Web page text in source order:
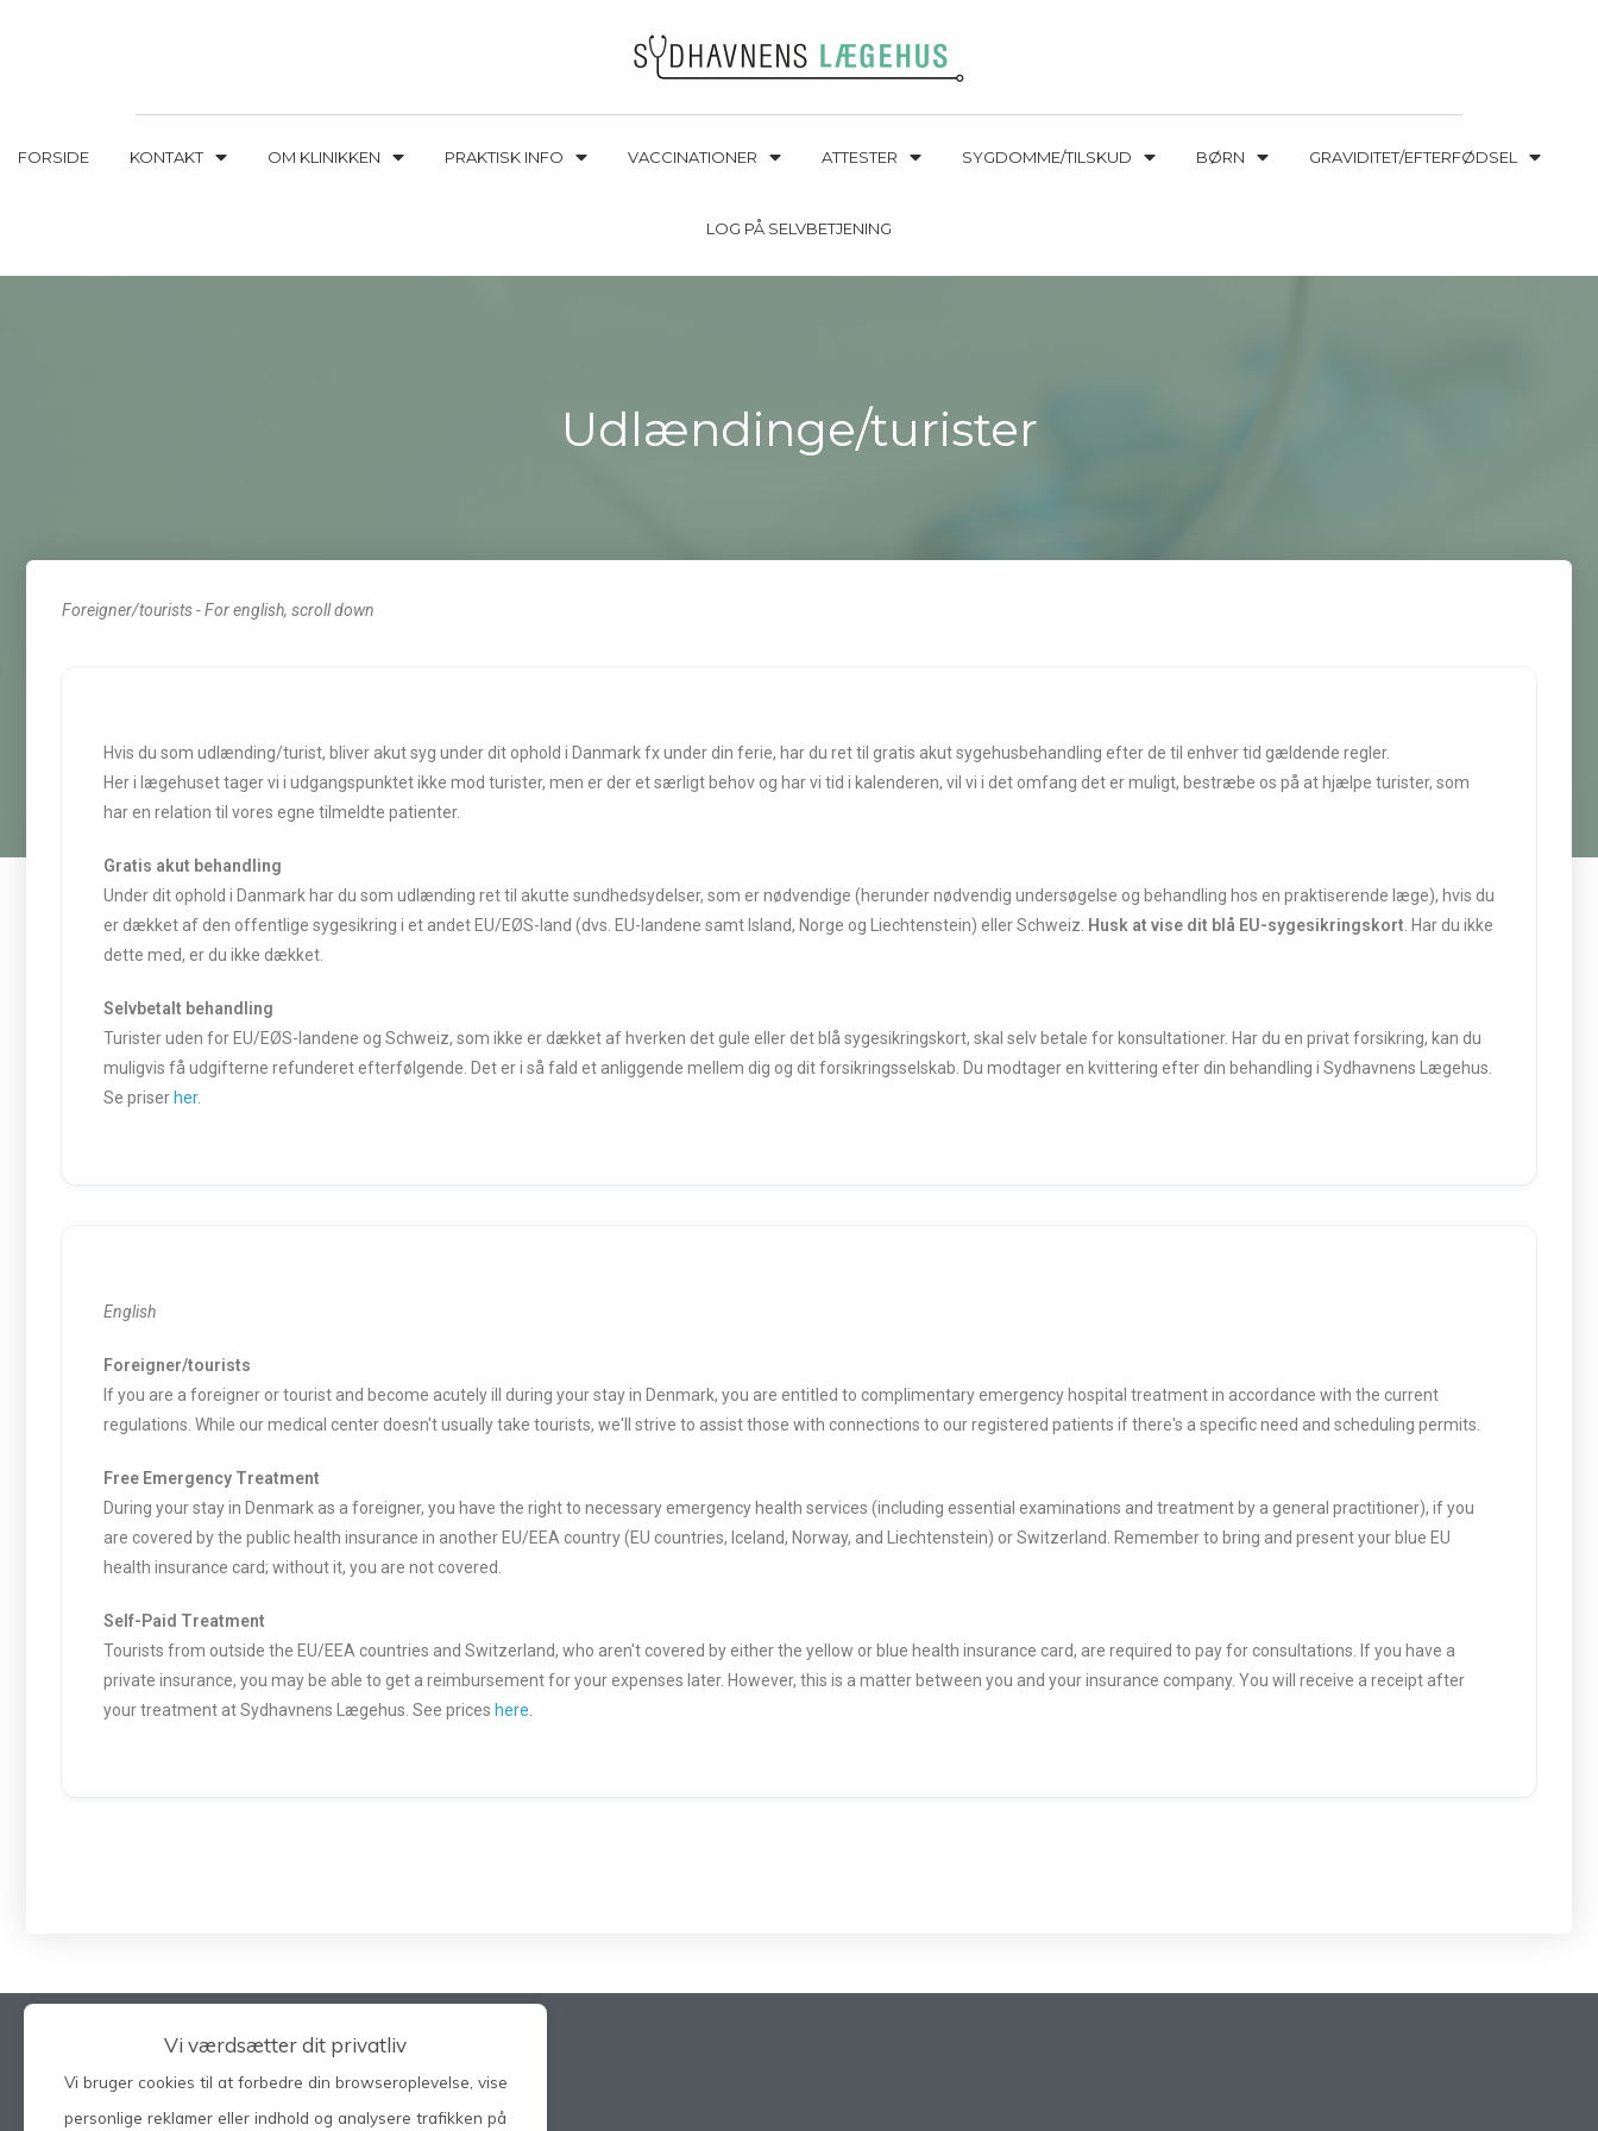
FORSIDE KONTAKT OM KLINIKKEN PRAKTISK INFO VACCINATIONER ATTESTER SYGDOMME/TILSKUD BØRN GRAVIDITET/EFTERFØDSEL
LOG PÅ SELVBETJENING
Udlændinge/turister
Foreigner/tourists - For english, scroll down
Hvis du som udlænding/turist, bliver akut syg under dit ophold i Danmark fx under din ferie, har du ret til gratis akut sygehusbehandling efter de til enhver tid gældende regler.
Her i lægehuset tager vi i udgangspunktet ikke mod turister, men er der et særligt behov og har vi tid i kalenderen, vil vi i det omfang det er muligt, bestræbe os på at hjælpe turister, som
har en relation til vores egne tilmeldte patienter.
Gratis akut behandling
Under dit ophold i Danmark har du som udlænding ret til akutte sundhedsydelser, som er nødvendige (herunder nødvendig undersøgelse og behandling hos en praktiserende læge), hvis du
er dækket af den offentlige sygesikring i et andet EU/EØS-land (dvs. EU-landene samt Island, Norge og Liechtenstein) eller Schweiz. Husk at vise dit blå EU-sygesikringskort . Har du ikke
dette med, er du ikke dækket.
Selvbetalt behandling
Turister uden for EU/EØS-landene og Schweiz, som ikke er dækket af hverken det gule eller det blå sygesikringskort, skal selv betale for konsultationer. Har du en privat forsikring, kan du
muligvis få udgifterne refunderet efterfølgende. Det er i så fald et anliggende mellem dig og dit forsikringsselskab. Du modtager en kvittering efter din behandling i Sydhavnens Lægehus.
Se priser her.
English
Foreigner/tourists
If you are a foreigner or tourist and become acutely ill during your stay in Denmark, you are entitled to complimentary emergency hospital treatment in accordance with the current
regulations. While our medical center doesn't usually take tourists, we'll strive to assist those with connections to our registered patients if there's a specific need and scheduling permits.
Free Emergency Treatment
During your stay in Denmark as a foreigner, you have the right to necessary emergency health services (including essential examinations and treatment by a general practitioner), if you
are covered by the public health insurance in another EU/EEA country (EU countries, Iceland, Norway, and Liechtenstein) or Switzerland. Remember to bring and present your blue EU
health insurance card; without it, you are not covered.
Self-Paid Treatment
Tourists from outside the EU/EEA countries and Switzerland, who aren't covered by either the yellow or blue health insurance card, are required to pay for consultations. If you have a
private insurance, you may be able to get a reimbursement for your expenses later. However, this is a matter between you and your insurance company. You will receive a receipt after
your treatment at Sydhavnens Lægehus. See prices here
Vi værdsætter dit privatliv
Vi bruger cookies til at forbedre din browseroplevelse, vise
personlige reklamer eller indhold og analysere trafikken på